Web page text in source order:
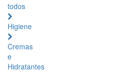
todos
Higiene
Cremas
e
Hidratantes